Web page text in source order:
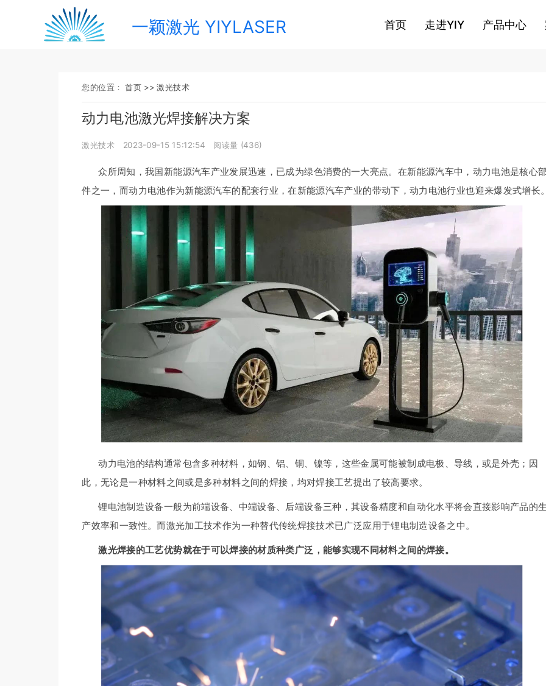
一颖激光 YIYLASER 首页 走进YIY 产品中心
您的位置：首页 >>激光技术
动力电池激光焊接解决方案
激光技术 2023-09-15 15:12:54 阅读量 (436)
众所周知，我国新能源汽车产业发展迅速，已成为绿色消费的一大亮点。在新能源汽车中，动力电池是核心部
件之一，而动力电池作为新能源汽车的配套行业，在新能源汽车产业的带动下，动力电池行业也迎来爆发式增长。
动力电池的结构通常包含多种材料，如钢、铝、铜、镍等，这些金属可能被制成电极、导线，或是外壳；因
此，无论是一种材料之间或是多种材料之间的焊接，均对焊接工艺提出了较高要求。
锂电池制造设备一般为前端设备、中端设备、后端设备三种，其设备精度和自动化水平将会直接影响产品的生
产效率和一致性。而激光加工技术作为一种替代传统焊接技术已广泛应用于锂电制造设备之中。
激光焊接的工艺优势就在于可以焊接的材质种类广泛，能够实现不同材料之间的焊接。